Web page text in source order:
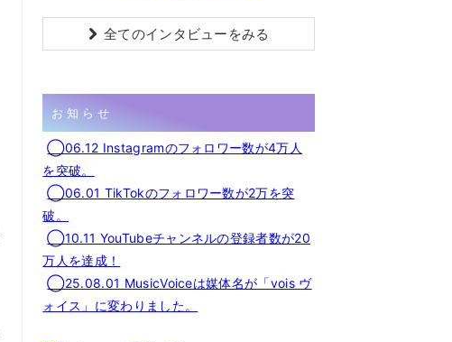
全てのインタビューをみる
お知らせ
◯06.12 Instagramのフォロワー数が4万人
を突破。
◯06.01 TikTokのフォロワー数が2万を突
破。
◯10.11 YouTubeチャンネルの登録者数が20
万人を達成！
◯25.08.01 MusicVoiceは媒体名が「vois ヴ
ォイス」に変わりました。